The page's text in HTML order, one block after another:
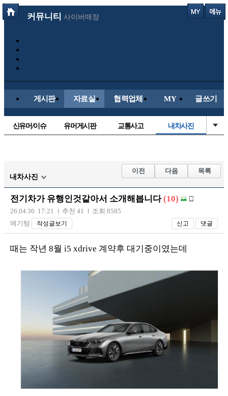
커뮤니티 사이버매장
게시판 자료실 협력업체 MY 글쓰기
신유머/이슈 유머게시판 교통사고 내차사진
자유사진 군사/무기
트럭/버스
장착시공사진
내차사진
이전 다음 목록
전기차가 유행인것같아서 소개해봅니다 (10)
26.04.30 17:21 추천 41
조회 8585
메기탕
작성글보기 신고 댓글
때는 작년 8월 i5 xdrive 계약후 대기중이였는데